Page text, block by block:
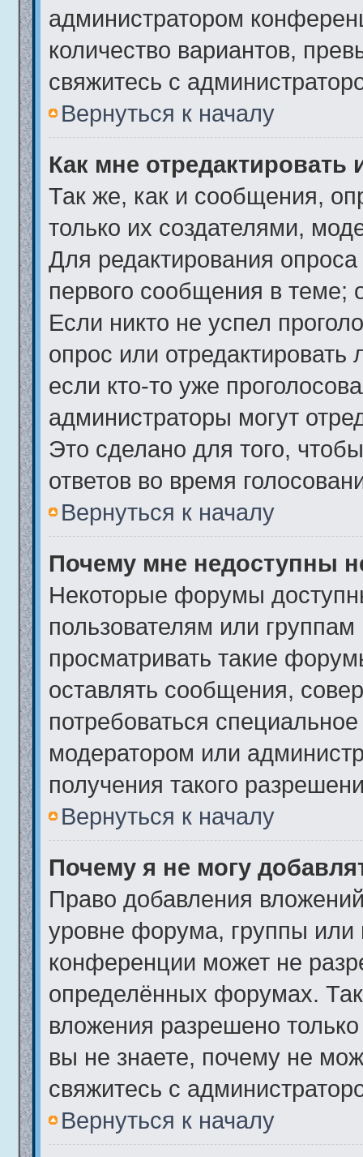
администратором
количество вариантов,
свяжитесь с
Вернуться к началу
Как мне отредактировать
Так же, как и сообщения,
только их создателями,
Для редактирования
первого сообщения в теме;
Если никто не успел
опрос или
если кто-то уже
администраторы могут
Это сделано для того,
ответов во время
Вернуться к началу
Почему мне недоступны
Некоторые форумы
пользователям или
просматривать такие
оставлять сообщения,
потребоваться
модератором или
получения такого
Вернуться к началу
Почему я не могу
Право добавления
уровне форума, группы или
конференции может не
определённых форумах.
вложения разрешено
вы не знаете, почему не
свяжитесь с
Вернуться к началу